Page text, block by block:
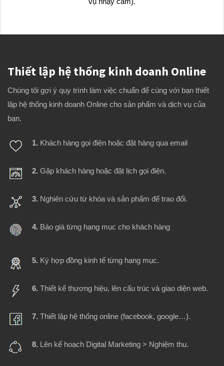
vụ nhạy cảm).
Thiết lập hệ thống kinh doanh Online
Chúng tôi gợi ý quy trình làm việc chuẩn để cùng với bạn thiết
lập hệ thống kinh doanh Online cho sản phẩm và dịch vụ của
bạn.
1. Khách hàng gọi điện hoặc đặt hàng qua email
2. Gặp khách hàng hoặc đặt lịch gọi điện.
3. Nghiên cứu từ khóa và sản phẩm để trao đổi.
4. Báo giá từng hạng mục cho khách hàng
5. Ký hợp đồng kinh tế từng hạng mục.
6. Thiết kế thương hiệu, lên cấu trúc và giao diện web.
7. Thiết lập hệ thống online (facebook, google…).
8. Lên kế hoạch Digital Marketing > Nghiệm thu.